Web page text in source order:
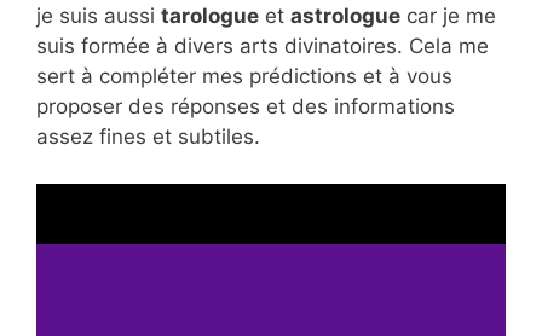
je suis aussi tarologue et astrologue car je me
suis formée à divers arts divinatoires. Cela me
sert à compléter mes prédictions et à vous
proposer des réponses et des informations
assez fines et subtiles.